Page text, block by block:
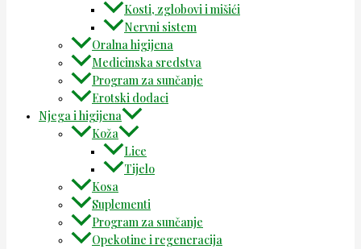
Kosti, zglobovi i mišići
Nervni sistem
Oralna higijena
Medicinska sredstva
Program za sunčanje
Erotski dodaci
Njega i higijena
Koža
Lice
Tijelo
Kosa
Suplementi
Program za sunčanje
Opekotine i regeneracija